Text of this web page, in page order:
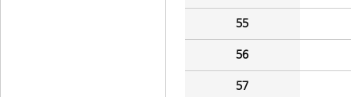
55
56
57